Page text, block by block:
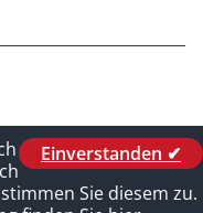
Einverstanden ✔
Sie diesem zu.